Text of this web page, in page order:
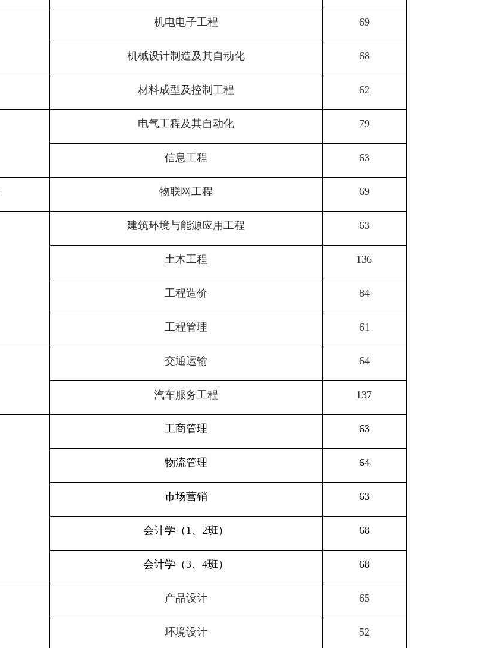
机电电子工程 69
机械设计制造及其自动化 68
材料成型及控制工程 62
电气工程及其自动化 79
信息工程 63
物联网工程 69
建筑环境与能源应用工程 63
土木工程 136
工程造价 84
工程管理 61
交通运输 64
汽车服务工程 137
工商管理 63
物流管理 64
市场营销 63
会计学（ 1 、 2班） 68
会计学（3、 4班） 68
产品设计 65
环境设计 52